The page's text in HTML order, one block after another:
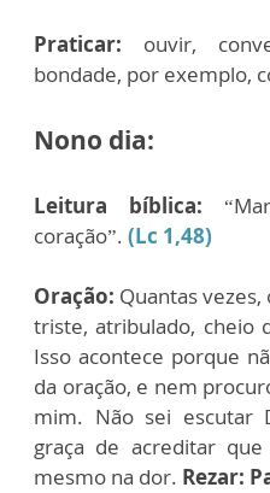
Praticar: ouvir,
bondade, por exemplo,
Nono dia:
Leitura bíblica:
coração”. (Lc 1,48)
Oração: Quantas
triste, atribulado, cheio
Isso acontece porque
da oração, e nem
mim. Não sei escutar
graça de acreditar
mesmo na dor. Rezar: